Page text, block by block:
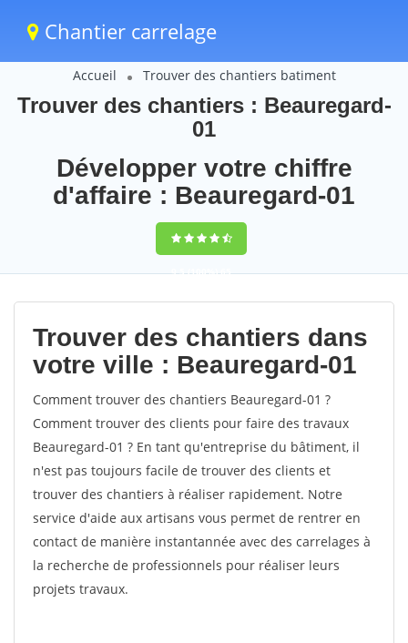
Chantier carrelage
Accueil Trouver des chantiers batiment
Trouver des chantiers : Beauregard-
01
Développer votre chiffre
d'affaire : Beauregard-01
9,5(100%)65
votes
Trouver des chantiers dans
votre ville : Beauregard-01
Comment trouver des chantiers Beauregard-01 ?
Comment trouver des clients pour faire des travaux
Beauregard-01 ? En tant qu'entreprise du bâtiment, il
n'est pas toujours facile de trouver des clients et
trouver des chantiers à réaliser rapidement. Notre
service d'aide aux artisans vous permet de rentrer en
contact de manière instantannée avec des carrelages à
la recherche de professionnels pour réaliser leurs
projets travaux.